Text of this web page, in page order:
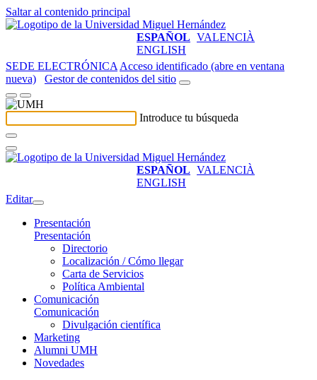
Saltar al contenido principal
ESPAÑOL VALENCIÀ
ENGLISH
SEDE ELECTRÓNICA Acceso identificado (abre en ventana
nueva)
Gestor de contenidos del sitio
Introduce tu búsqueda
ESPAÑOL VALENCIÀ
ENGLISH
Editar
Presentación
Presentación
Directorio
Localización / Cómo llegar
Carta de Servicios
Política Ambiental
Comunicación
Comunicación
Divulgación científica
Marketing
Alumni UMH
Novedades